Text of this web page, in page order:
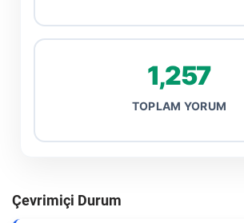
1,257
TOPLAM YORUM
Çevrimiçi Durum